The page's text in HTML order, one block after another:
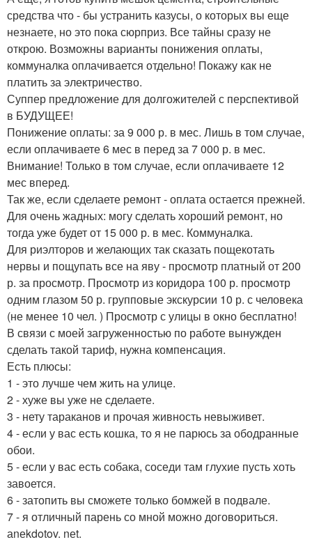
средства что - бы устранить казусы, о которых вы еще
незнаете, но это пока сюрприз. Все тайны сразу не
открою. Возможны варианты понижения оплаты,
коммуналка оплачивается отдельно! Покажу как не
платить за электричество.
Суппер предложение для долгожителей с перспективой
в БУДУЩЕЕ!
Понижение оплаты: за 9 000 р. в мес. Лишь в том случае,
если оплачиваете 6 мес в перед за 7 000 р. в мес.
Внимание! Только в том случае, если оплачиваете 12
мес вперед.
Так же, если сделаете ремонт - оплата остается прежней.
Для очень жадных: могу сделать хороший ремонт, но
тогда уже будет от 15 000 р. в мес. Коммуналка.
Для риэлторов и желающих так сказать пощекотать
нервы и пощупать все на яву - просмотр платный от 200
р. за просмотр. Просмотр из коридора 100 р. просмотр
одним глазом 50 р. групповые экскурсии 10 р. с человека
(не менее 10 чел. ) Просмотр с улицы в окно бесплатно!
В связи с моей загруженностью по работе вынужден
сделать такой тариф, нужна компенсация.
Есть плюсы:
1 - это лучше чем жить на улице.
2 - хуже вы уже не сделаете.
3 - нету тараканов и прочая живность невыживет.
4 - если у вас есть кошка, то я не парюсь за ободранные
обои.
5 - если у вас есть собака, соседи там глухие пусть хоть
завоется.
6 - затопить вы сможете только бомжей в подвале.
7 - я отличный парень со мной можно договориться.
аnеkdotov. nеt.